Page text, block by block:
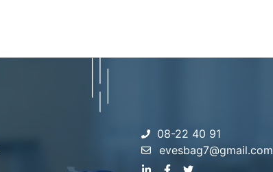
08-22 40 91
evesbag7@gmail.com